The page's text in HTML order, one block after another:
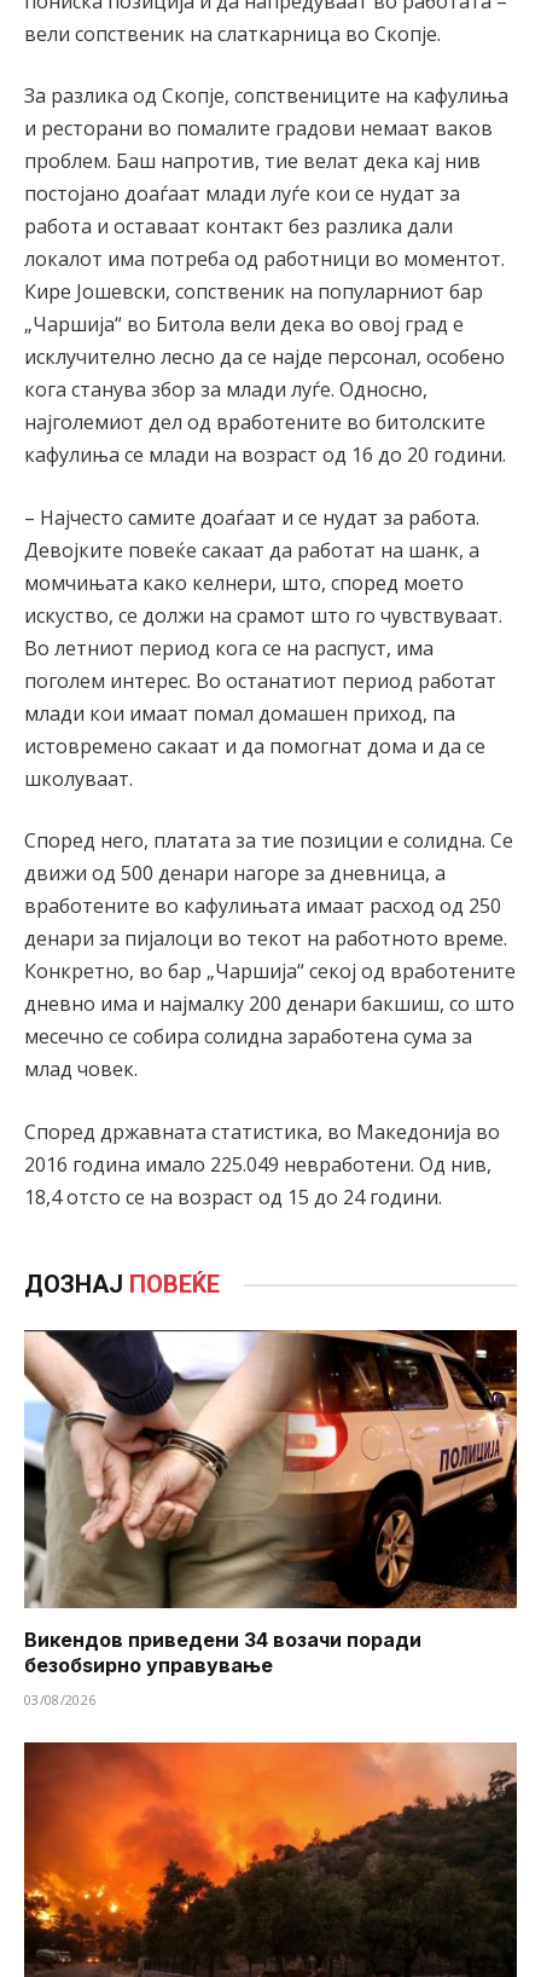
вели сопственик на слаткарница во Скопје.
За разлика од Скопје, сопствениците на кафулиња
и ресторани во помалите градови немаат ваков
проблем. Баш напротив, тие велат дека кај нив
постојано доаѓаат млади луѓе кои се нудат за
работа и оставаат контакт без разлика дали
локалот има потреба од работници во моментот.
Кире Јошевски, сопственик на популарниот бар
„Чаршија“ во Битола вели дека во овој град е
исклучително лесно да се најде персонал, особено
кога станува збор за млади луѓе. Односно,
најголемиот дел од вработените во битолските
кафулиња се млади на возраст од 16 до 20 години.
– Најчесто самите доаѓаат и се нудат за работа.
Девојките повеќе сакаат да работат на шанк, а
момчињата како келнери, што, според моето
искуство, се должи на срамот што го чувствуваат.
Во летниот период кога се на распуст, има
поголем интерес. Во останатиот период работат
млади кои имаат помал домашен приход, па
истовремено сакаат и да помогнат дома и да се
школуваат.
Според него, платата за тие позиции е солидна. Се
движи од 500 денари нагоре за дневница, а
вработените во кафулињата имаат расход од 250
денари за пијалоци во текот на работното време.
Конкретно, во бар „Чаршија“ секој од вработените
дневно има и најмалку 200 денари бакшиш, со што
месечно се собира солидна заработена сума за
млад човек.
Според државната статистика, во Македонија во
2016 година имало 225.049 невработени. Од нив,
18,4 отсто се на возраст од 15 до 24 години.
ДОЗНАЈ ПОВЕЌЕ
Викендов приведени 34 возачи поради
безобѕирно управување
03/08/2026